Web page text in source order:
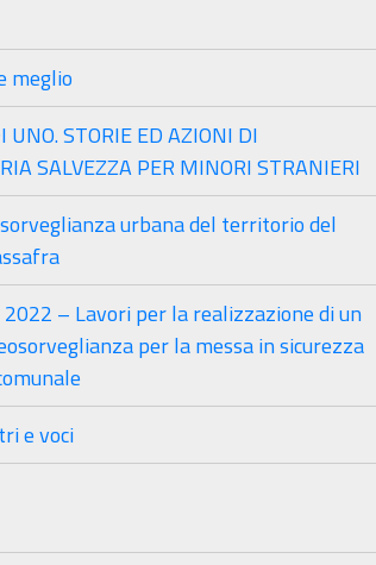
meglio
UNO. STORIE ED AZIONI DI
SALVEZZA PER MINORI STRANIERI
urbana del territorio del
– Lavori per la realizzazione di un
per la messa in sicurezza
e voci